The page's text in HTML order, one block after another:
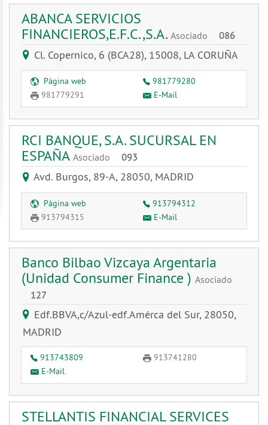
ABANCA SERVICIOS
FINANCIEROS,E.F.C.,S.A. Asociado 086
Cl. Copernico, 6 (BCA28), 15008, LA CORUÑA
Página web
981779280
981779291
E-Mail
RCI BANQUE, S.A. SUCURSAL EN
ESPAÑA Asociado 093
Avd. Burgos, 89-A, 28050, MADRID
Página web
913794312
913794315
E-Mail
Banco Bilbao Vizcaya Argentaria
(Unidad Consumer Finance ) Asociado
127
Edf.BBVA,c/Azul-edf.Amérca del Sur, 28050,
MADRID
913743809
913741280
E-Mail
STELLANTIS FINANCIAL SERVICES